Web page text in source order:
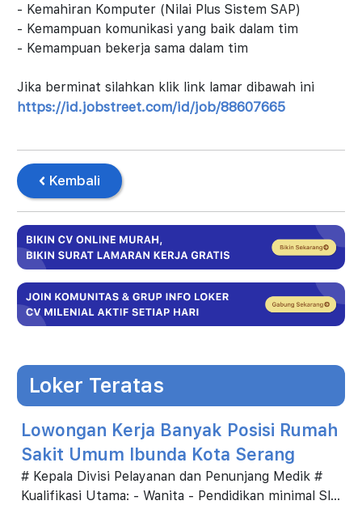
- Kemahiran Komputer (Nilai Plus Sistem SAP)
- Kemampuan komunikasi yang baik dalam tim
- Kemampuan bekerja sama dalam tim
Jika berminat silahkan klik link lamar dibawah ini
https://id.jobstreet.com/id/job/88607665
Kembali
Loker Teratas
Lowongan Kerja Banyak Posisi Rumah
Sakit Umum Ibunda Kota Serang
# Kepala Divisi Pelayanan dan Penunjang Medik #
Kualifikasi Utama: - Wanita - Pendidikan minimal Sl